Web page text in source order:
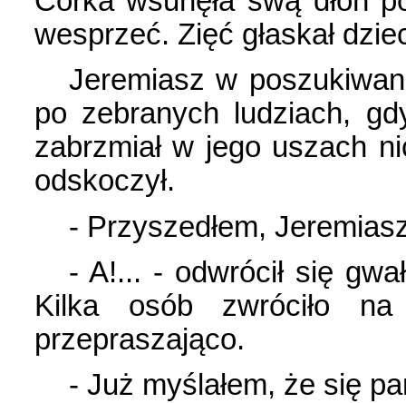
wesprzeć. Zięć głaskał
Jeremiasz w
po zebranych ludziach,
zabrzmiał w jego uszach
odskoczył.
- Przyszedłem,
- A!... - odwrócił się
Kilka osób zwróciło
przepraszająco.
- Już myślałem, że się